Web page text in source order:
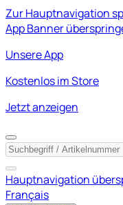
Zur Hauptnavigation
App Banner
Unsere App
Kostenlos im Store
Jetzt anzeigen
Hauptnavigation
Français